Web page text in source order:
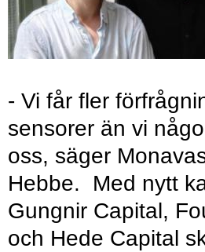
- Vi får fler
sensorer än vi
oss, säger
Hebbe. Med nytt
Gungnir Capital,
och Hede Capital